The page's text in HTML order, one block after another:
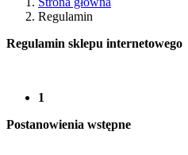
Regulamin
Regulamin sklepu internetowego
1
Postanowienia wstępne